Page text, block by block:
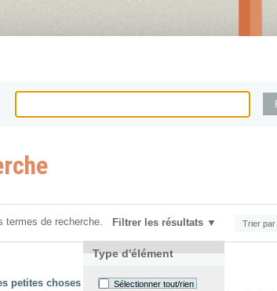
termes de recherche. Filtrer les résultats
Type d'élément
Sélectionner tout/rien
Trier par
petites choses avec jquery et css